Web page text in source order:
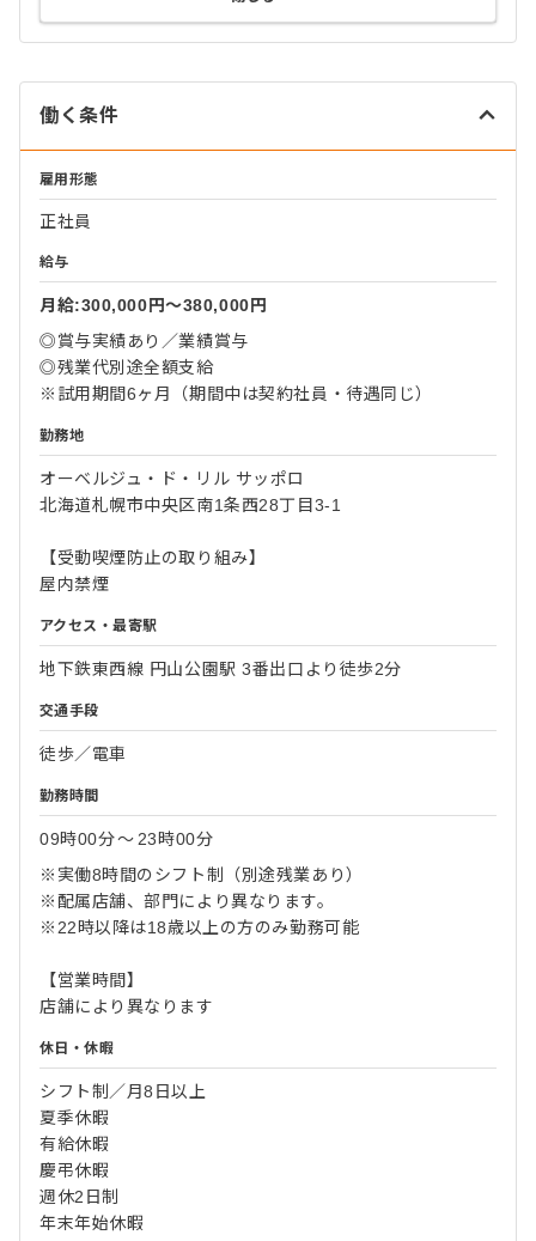
働く条件
雇用形態
正社員
給与
月給:300,000円〜380,000円
◎賞与実績あり／業績賞与
◎残業代別途全額支給
※試用期間6ヶ月（期間中は契約社員・待遇同じ）
勤務地
オーベルジュ・ド・リル サッポロ
北海道札幌市中央区南1条西28丁目3-1
【受動喫煙防止の取り組み】
屋内禁煙
アクセス・最寄駅
地下鉄東西線 円山公園駅 3番出口より徒歩2分
交通手段
徒歩／電車
勤務時間
09時00分〜 23時00分
※実働8時間のシフト制（別途残業あり）
※配属店舗、部門により異なります。
※22時以降は18歳以上の方のみ勤務可能
【営業時間】
店舗により異なります
休日・休暇
シフト制／月8日以上
夏季休暇
有給休暇
慶弔休暇
週休2日制
年末年始休暇